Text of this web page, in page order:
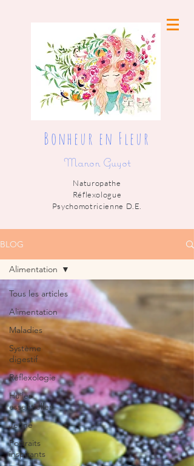
Bonheur en Fleur
Manon Guyot
Naturopathe
Réflexologue
Psychomotricienne D.E.
BLOG
Tous les articles
Alimentation
Maladies
Système
digestif
Réflexologie
Huiles
essentielles
Jeûne
Portraits
inspirants
Alimentation